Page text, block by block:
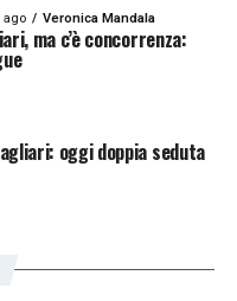
ago Veronica Mandala
ma c’è concorrenza:
oggi doppia seduta